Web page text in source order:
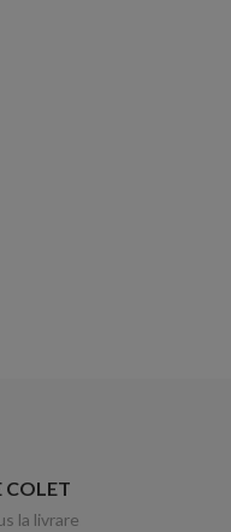
COLET
la livrare